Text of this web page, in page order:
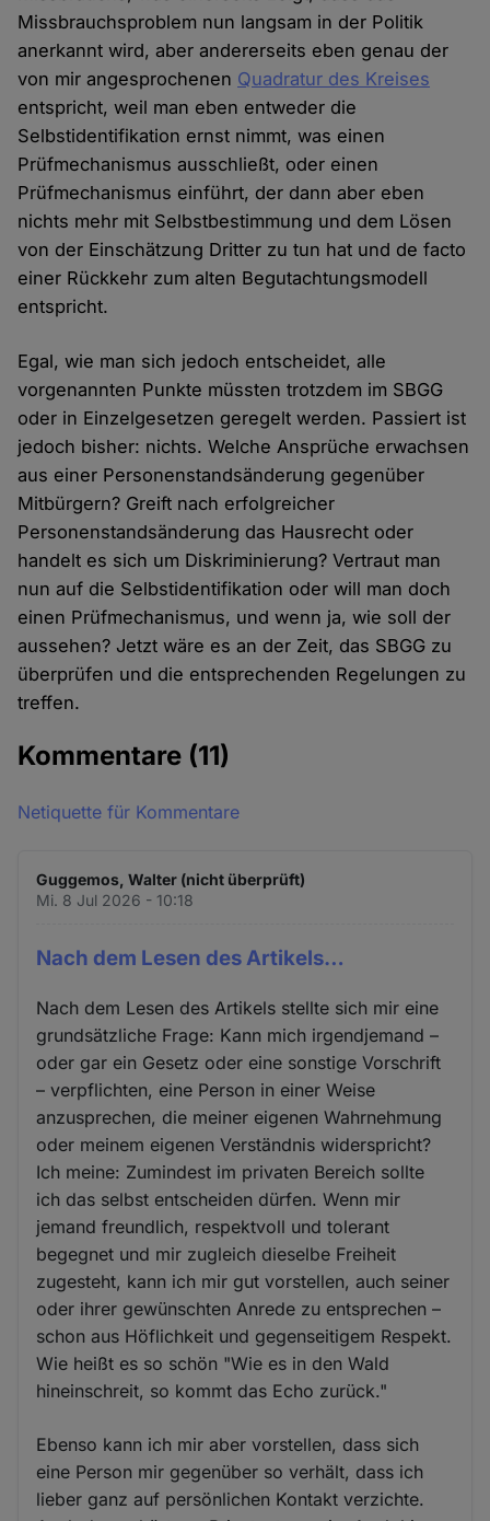
Missbrauchsproblem nun langsam in der Politik
anerkannt wird, aber andererseits eben genau der
von mir angesprochenen Quadratur des Kreises
entspricht, weil man eben entweder die
Selbstidentifikation ernst nimmt, was einen
Prüfmechanismus ausschließt, oder einen
Prüfmechanismus einführt, der dann aber eben
nichts mehr mit Selbstbestimmung und dem Lösen
von der Einschätzung Dritter zu tun hat und de facto
einer Rückkehr zum alten Begutachtungsmodell
entspricht.
Egal, wie man sich jedoch entscheidet, alle
vorgenannten Punkte müssten trotzdem im SBGG
oder in Einzelgesetzen geregelt werden. Passiert ist
jedoch bisher: nichts. Welche Ansprüche erwachsen
aus einer Personenstandsänderung gegenüber
Mitbürgern? Greift nach erfolgreicher
Personenstandsänderung das Hausrecht oder
handelt es sich um Diskriminierung? Vertraut man
nun auf die Selbstidentifikation oder will man doch
einen Prüfmechanismus, und wenn ja, wie soll der
aussehen? Jetzt wäre es an der Zeit, das SBGG zu
überprüfen und die entsprechenden Regelungen zu
treffen.
Kommentare (11)
Netiquette für Kommentare
Guggemos, Walter (nicht überprüft)
Mi. 8 Jul 2026 - 10:18
Nach dem Lesen des Artikels…
Nach dem Lesen des Artikels stellte sich mir eine
grundsätzliche Frage: Kann mich irgendjemand –
oder gar ein Gesetz oder eine sonstige Vorschrift
– verpflichten, eine Person in einer Weise
anzusprechen, die meiner eigenen Wahrnehmung
oder meinem eigenen Verständnis widerspricht?
Ich meine: Zumindest im privaten Bereich sollte
ich das selbst entscheiden dürfen. Wenn mir
jemand freundlich, respektvoll und tolerant
begegnet und mir zugleich dieselbe Freiheit
zugesteht, kann ich mir gut vorstellen, auch seiner
oder ihrer gewünschten Anrede zu entsprechen –
schon aus Höflichkeit und gegenseitigem Respekt.
Wie heißt es so schön "Wie es in den Wald
hineinschreit, so kommt das Echo zurück."
Ebenso kann ich mir aber vorstellen, dass sich
eine Person mir gegenüber so verhält, dass ich
lieber ganz auf persönlichen Kontakt verzichte.